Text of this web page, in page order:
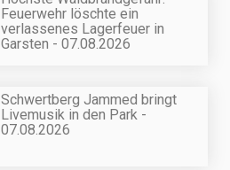
Feuerwehr löschte ein
verlassenes Lagerfeuer in
Garsten - 07.08.2026
Schwertberg Jammed bringt
Livemusik in den Park -
07.08.2026